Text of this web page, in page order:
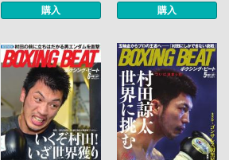
購入 購入